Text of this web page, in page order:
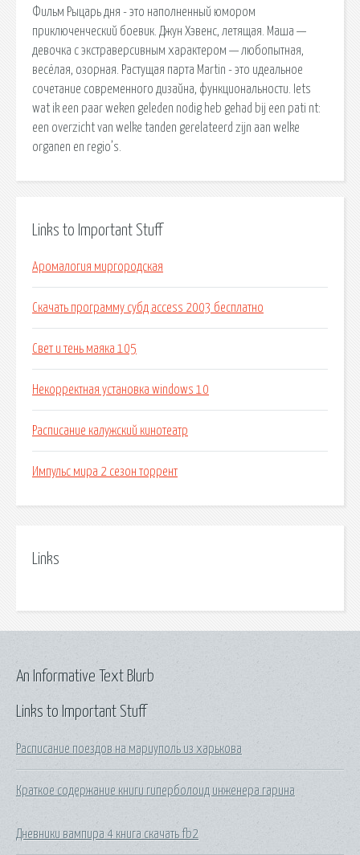
Фильм Рыцарь дня - это наполненный юмором
приключенческий боевик. Джун Хэвенс, летящая. Маша —
девочка с экстраверсивным характером — любопытная,
весёлая, озорная. Растущая парта Martin - это идеальное
сочетание современного дизайна, функциональности. Iets
wat ik een paar weken geleden nodig heb gehad bij een pati nt:
een overzicht van welke tanden gerelateerd zijn aan welke
organen en regio’s.
Links to Important Stuff
Аромалогия миргородская
Скачать программу субд access 2003 бесплатно
Свет и тень маяка 105
Некорректная установка windows 10
Расписание калужский кинотеатр
Импульс мира 2 сезон торрент
Links
Links to Important Stuff
Расписание поездов на мариуполь из харькова
Краткое содержание книги гиперболоид инженера гарина
Дневники вампира 4 книга скачать fb2
An Informative Text Blurb